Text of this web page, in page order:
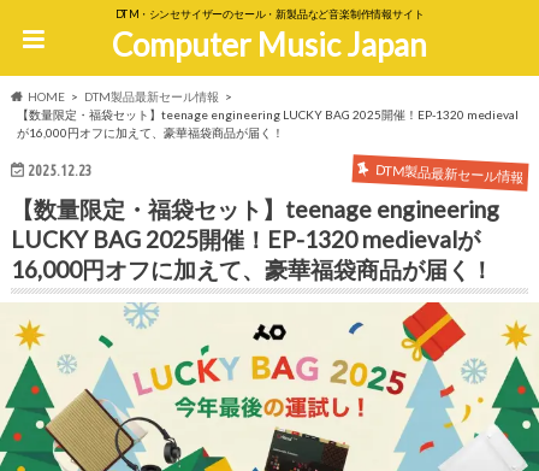
DTM・シンセサイザーのセール・新製品など音楽制作情報サイト
Computer Music Japan
HOME
DTM製品最新セール情報
【数量限定・福袋セット】teenage engineering LUCKY BAG 2025開催！EP-1320 medieval
が16,000円オフに加えて、豪華福袋商品が届く！
2025.12.23 DTM製品最新セール情報
【数量限定・福袋セット】teenage engineering
LUCKY BAG 2025開催！EP-1320 medievalが
16,000円オフに加えて、豪華福袋商品が届く！